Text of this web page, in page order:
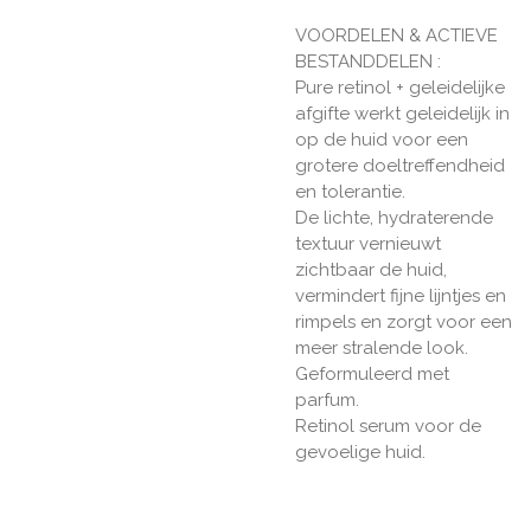
VOORDELEN & ACTIEVE
BESTANDDELEN :
Pure retinol + geleidelijke
afgifte werkt geleidelijk in
op de huid voor een
grotere doeltreffendheid
en tolerantie.
De lichte, hydraterende
textuur vernieuwt
zichtbaar de huid,
vermindert fijne lijntjes en
rimpels en zorgt voor een
meer stralende look.
Geformuleerd met
parfum.
Retinol serum voor de
gevoelige huid.